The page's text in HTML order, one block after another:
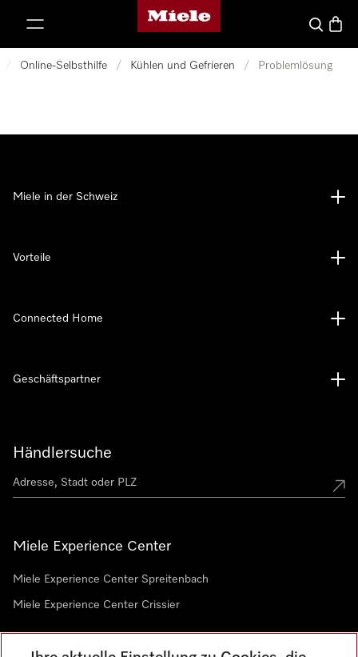
Miele-Homepage
Suche
/ Online-Selbsthilfe / Kühlen und Gefrieren / Problemlösung
Händlersuche
Miele Experience Center
Miele Experience Center Spreitenbach
Miele Experience Center Crissier
Miele in der Schweiz
Vorteile
Connected Home
Geschäftspartner